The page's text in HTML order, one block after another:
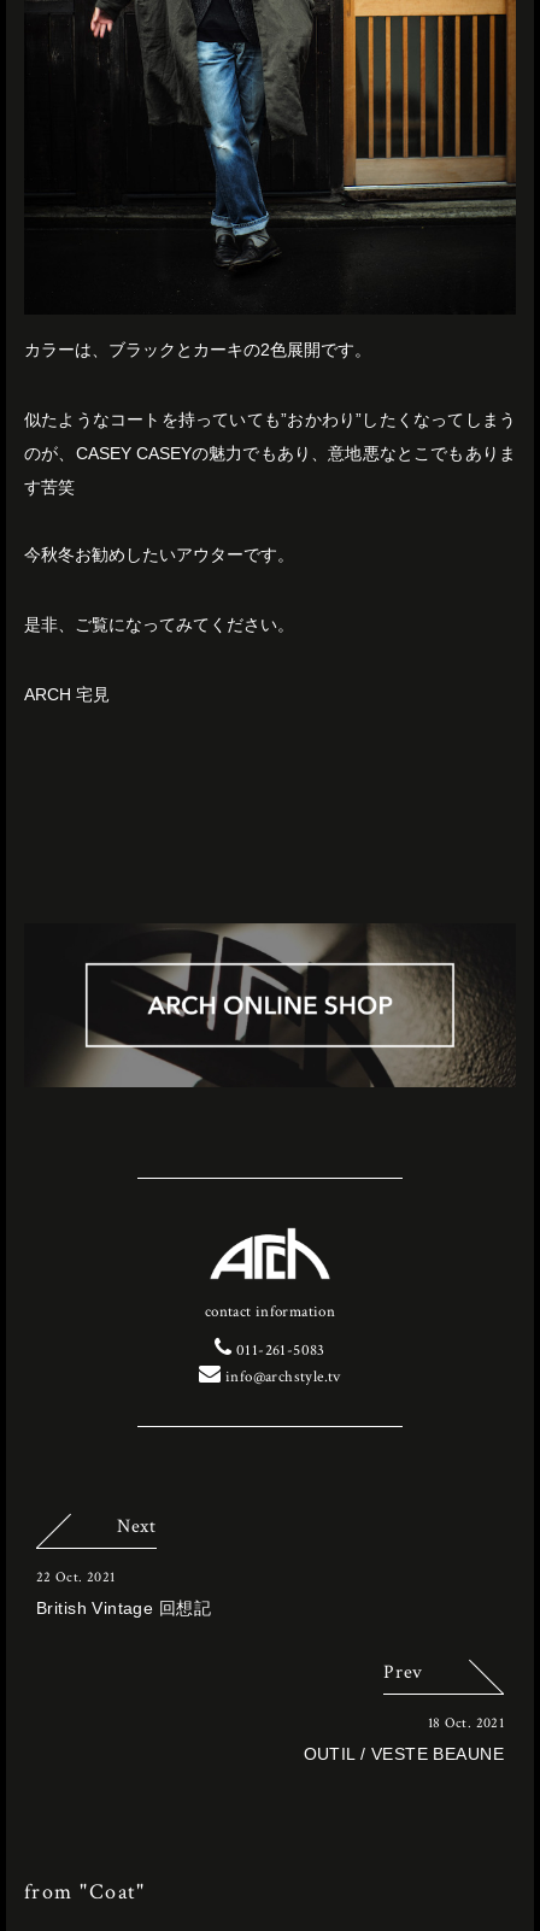
カラーは、ブラックとカーキの2色展開です。
似たようなコートを持っていても”おかわり”したくなってしまう
のが、CASEY CASEYの魅力でもあり、意地悪なとこでもありま
す苦笑
今秋冬お勧めしたいアウターです。
是非、ご覧になってみてください。
ARCH 宅見
contact information
011-261-5083
info@archstyle.tv
Next
22 Oct. 2021
British Vintage 回想記
Prev
18 Oct. 2021
OUTIL / VESTE BEAUNE
from "Coat"